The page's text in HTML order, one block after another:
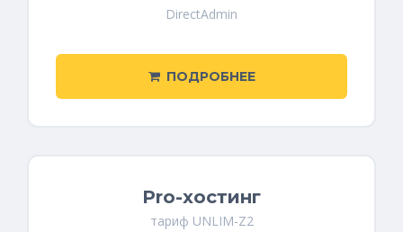
DirectAdmin
ПОДРОБНЕЕ
Pro-хостинг
тариф UNLIM-Z2